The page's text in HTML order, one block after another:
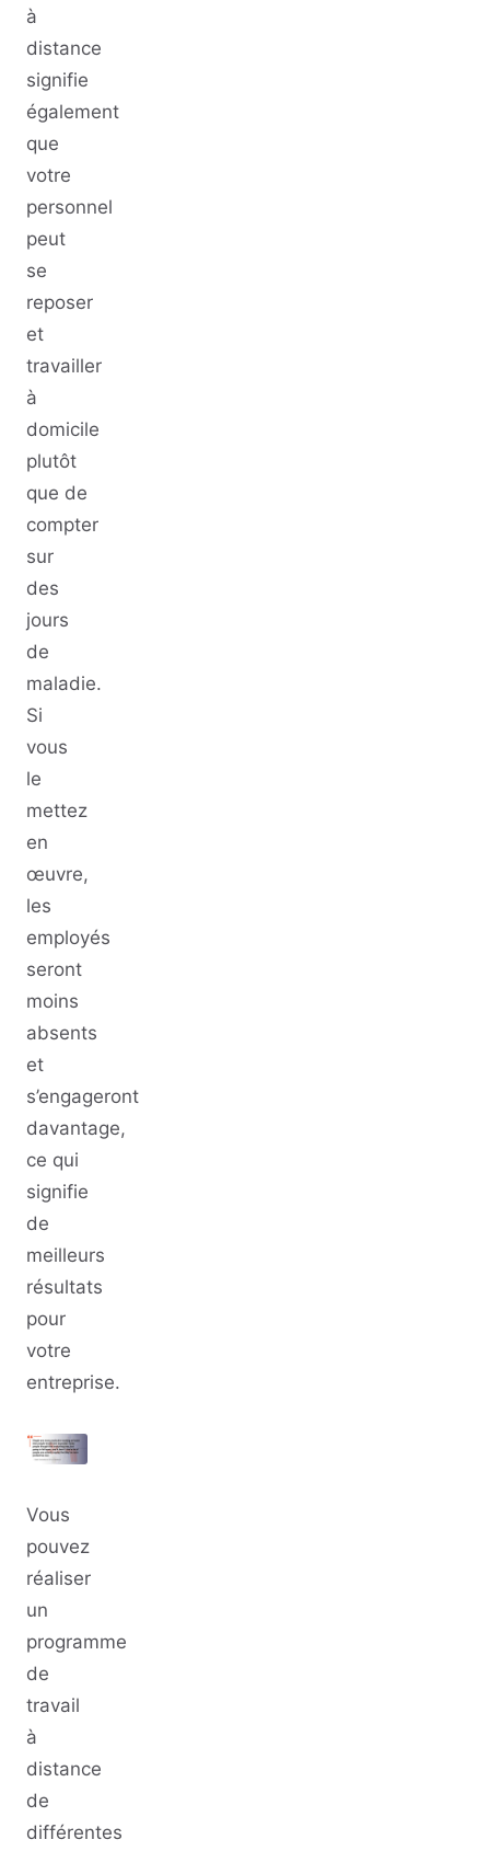
à
distance
signifie
également
que
votre
personnel
peut
se
reposer
et
travailler
à
domicile
plutôt
que de
compter
sur
des
jours
de
maladie.
Si
vous
le
mettez
en
œuvre,
les
employés
seront
moins
absents
et
s’engageront
davantage,
ce qui
signifie
de
meilleurs
résultats
pour
votre
entreprise.
Vous
pouvez
réaliser
un
programme
de
travail
à
distance
de
différentes